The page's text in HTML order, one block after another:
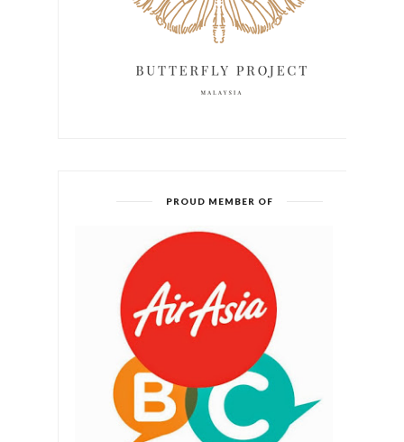
PROUD MEMBER OF